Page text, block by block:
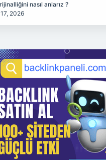
nasıl anlarız ?
2026